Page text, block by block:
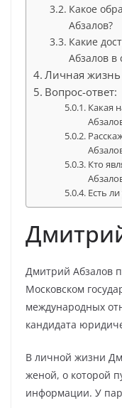
Какое
Абзалов?
Какие
Абзалов в
Личная жизнь
Вопрос-ответ:
Какая
Кто
Есть
Дмитрий Абзалов
Московском
международных
кандидата
В личной жизни
женой, о которой
информации. У